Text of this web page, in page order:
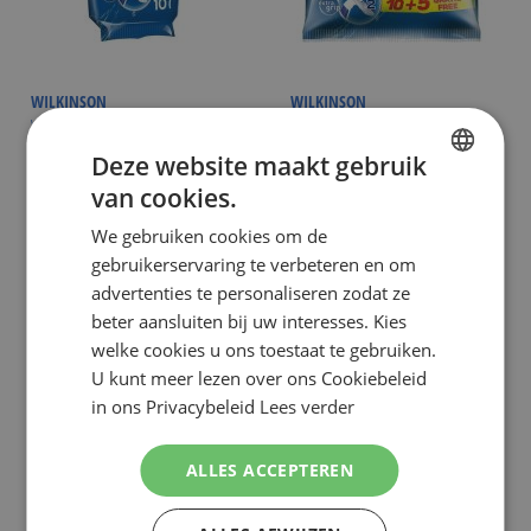
WILKINSON
WILKINSON SWORD EXTRA 2
Special
€ 2,99
( ADVIESPRIJS€ 5,89)
Niet op voorraad
WILKINSON
PRECISION WEGWERPMESJES 15
STUKS
NU:Special
€ 4,39
Deze website maakt gebruik
van cookies.
We gebruiken cookies om de
gebruikerservaring te verbeteren en om
advertenties te personaliseren zodat ze
beter aansluiten bij uw interesses. Kies
welke cookies u ons toestaat te gebruiken.
U kunt meer lezen over ons Cookiebeleid
in ons Privacybeleid Lees verder
ALLES ACCEPTEREN